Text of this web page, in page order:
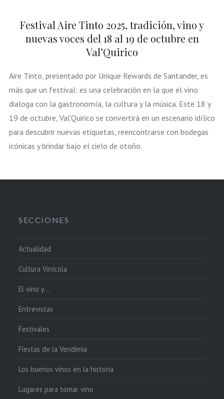
Festival Aire Tinto 2025, tradición, vino y
nuevas voces del 18 al 19 de octubre en
Val’Quirico
Aire Tinto, presentado por Unique Rewards de Santander, es
más que un festival: es una celebración en la que el vino
dialoga con la gastronomía, la cultura y la música. Este 18 y
19 de octubre, Val’Quirico se convertirá en un escenario idílico
para descubrir nuevas etiquetas, reencontrarse con bodegas
icónicas y brindar bajo el cielo de otoño.
SECCIONES
Actualidad
Cultura Vinícola
El vino y…
Entrevistas
Festivales
Fiestas de la Vendimia
Los buenos vinos en la historia
Lugares para tomar vino